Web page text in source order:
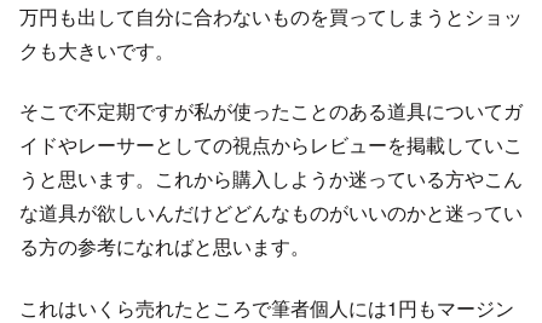
万円も出して自分に合わないものを買ってしまうとショッ
クも大きいです。
そこで不定期ですが私が使ったことのある道具についてガ
イドやレーサーとしての視点からレビューを掲載していこ
うと思います。これから購入しようか迷っている方やこん
な道具が欲しいんだけどどんなものがいいのかと迷ってい
る方の参考になればと思います。
これはいくら売れたところで筆者個人には1円もマージン